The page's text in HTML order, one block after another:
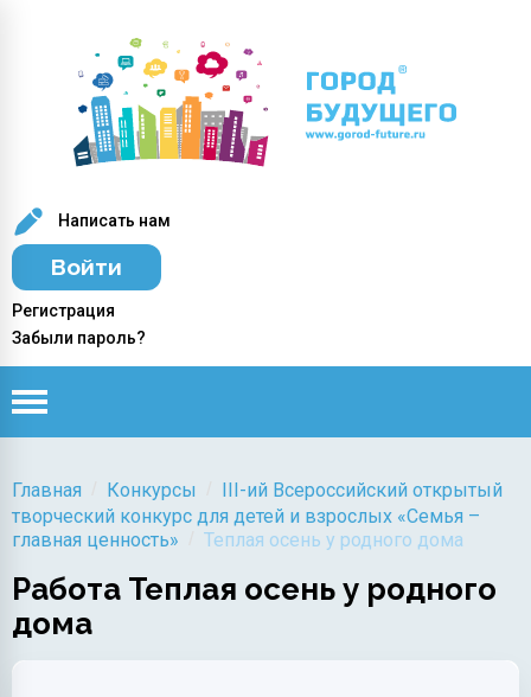
Написать нам
Войти
Регистрация
Забыли пароль?
Главная Конкурсы
III-ий Всероссийский открытый
творческий конкурс для детей и взрослых «Семья –
главная ценность»
Теплая осень у родного дома
Работа Теплая осень у родного
дома